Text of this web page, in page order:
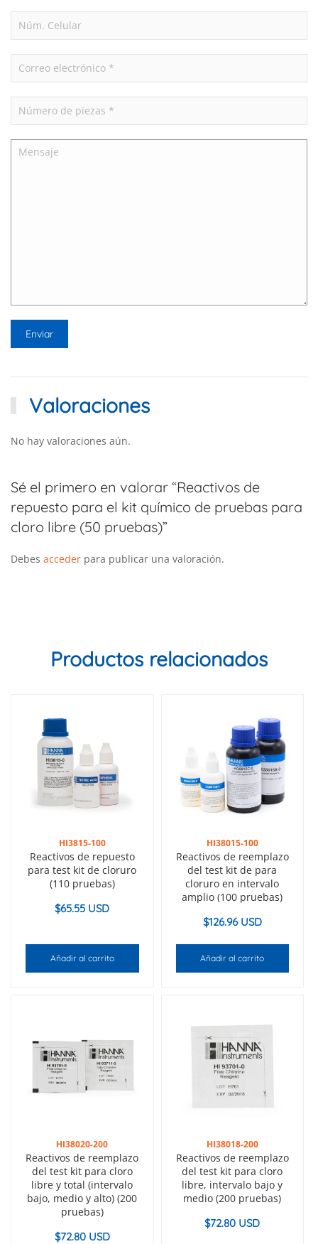
Valoraciones
No hay valoraciones aún.
Sé el primero en valorar “Reactivos de
repuesto para el kit químico de pruebas para
cloro libre (50 pruebas)”
Debes acceder para publicar una valoración.
Productos relacionados
HI3815-100
Reactivos de repuesto
para test kit de cloruro
(110 pruebas)
$65.55 USD
Añadir al carrito
HI38015-100
Reactivos de reemplazo
del test kit de para
cloruro en intervalo
amplio (100 pruebas)
$126.96 USD
Añadir al carrito
HI38020-200
Reactivos de reemplazo
del test kit para cloro
libre y total (intervalo
bajo, medio y alto) (200
pruebas)
$72.80 USD
HI38018-200
Reactivos de reemplazo
del test kit para cloro
libre, intervalo bajo y
medio (200 pruebas)
$72.80 USD